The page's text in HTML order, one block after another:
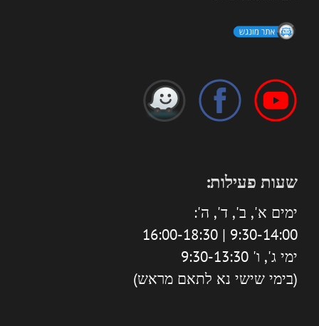
שעות פעילות:
ימים א', ב', ד', ה':
9:30-14:00 | 16:00-18:30
ימי ג', ו' 9:30-13:30
(בימי שישי נא לתאם מראש)